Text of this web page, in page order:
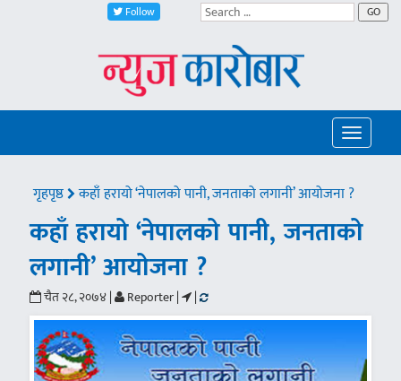
Follow GO
Toggle
गृहपृष्ठ कहाँ हरायो ‘नेपालको पानी, जनताको लगानी’ आयोजना ?
कहाँ हरायो ‘नेपालको पानी, जनताको
लगानी’ आयोजना ?
चैत २८, २०७४ | Reporter | |